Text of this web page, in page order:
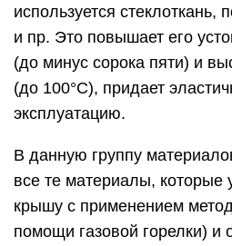
используется стеклоткань,
и пр. Это повышает его
(до минус сорока пяти) и
(до 100°С), придает
эксплуатацию.
В данную группу
все те материалы, которые
крышу с применением
помощи газовой горелки) и